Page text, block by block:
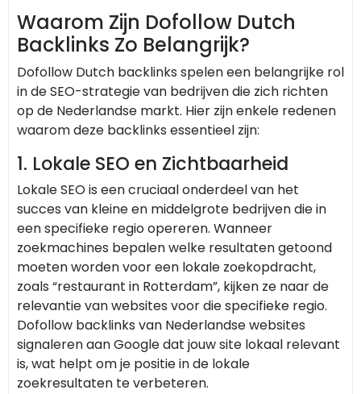
Waarom Zijn Dofollow Dutch
Backlinks Zo Belangrijk?
Dofollow Dutch backlinks spelen een belangrijke rol
in de SEO-strategie van bedrijven die zich richten
op de Nederlandse markt. Hier zijn enkele redenen
waarom deze backlinks essentieel zijn:
1. Lokale SEO en Zichtbaarheid
Lokale SEO is een cruciaal onderdeel van het
succes van kleine en middelgrote bedrijven die in
een specifieke regio opereren. Wanneer
zoekmachines bepalen welke resultaten getoond
moeten worden voor een lokale zoekopdracht,
zoals “restaurant in Rotterdam”, kijken ze naar de
relevantie van websites voor die specifieke regio.
Dofollow backlinks van Nederlandse websites
signaleren aan Google dat jouw site lokaal relevant
is, wat helpt om je positie in de lokale
zoekresultaten te verbeteren.